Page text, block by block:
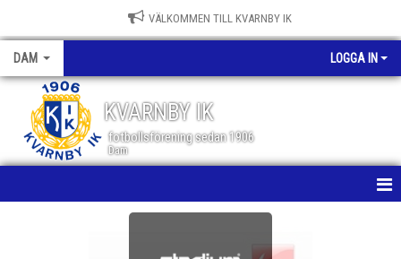
VÄLKOMMEN TILL KVARNBY IK
DAM LOGGA IN
KVARNBY IK
fotbollsförening sedan 1906
Dam